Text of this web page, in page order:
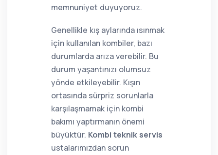
memnuniyet duyuyoruz.
Genellikle kış aylarında ısınmak
için kullanılan kombiler, bazı
durumlarda arıza verebilir. Bu
durum yaşantınızı olumsuz
yönde etkileyebilir. Kışın
ortasında sürpriz sorunlarla
karşılaşmamak için kombi
bakımı yaptırmanın önemi
büyüktür. Kombi teknik servis
ustalarımızdan sorun